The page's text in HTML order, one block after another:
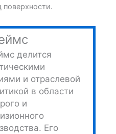
делится
и отраслевой
в области
и
Его